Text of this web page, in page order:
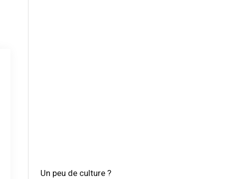
Un peu de culture ?